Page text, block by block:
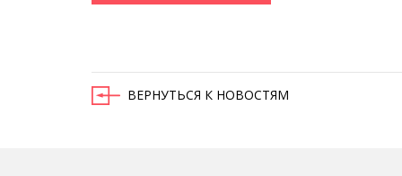
ВЕРНУТЬСЯ К НОВОСТЯМ